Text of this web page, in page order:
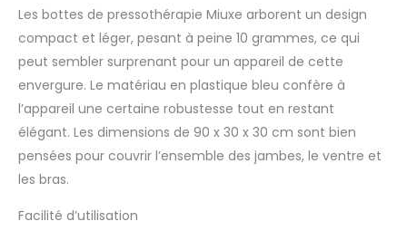
soulager la douleur,
améliorer la circulation
sanguine, récupérer
rapidement et libérer
les muscles tendus
après l'exercice. 【8
Niveaux De
bottes de compression
Les bottes de pressothérapie Miuxe arborent un design
compact et léger, pesant à peine 10 grammes, ce qui
peut sembler surprenant pour un appareil de cette
envergure. Le matériau en plastique bleu confère à
l’appareil une certaine robustesse tout en restant
élégant. Les dimensions de 90 x 30 x 30 cm sont bien
pensées pour couvrir l’ensemble des jambes, le ventre et
les bras.
Facilité d’utilisation